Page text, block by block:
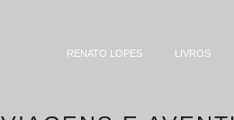
RENATO LOPES LIVROS